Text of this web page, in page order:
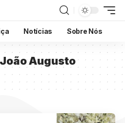
Notícias Sobre Nós
Augusto